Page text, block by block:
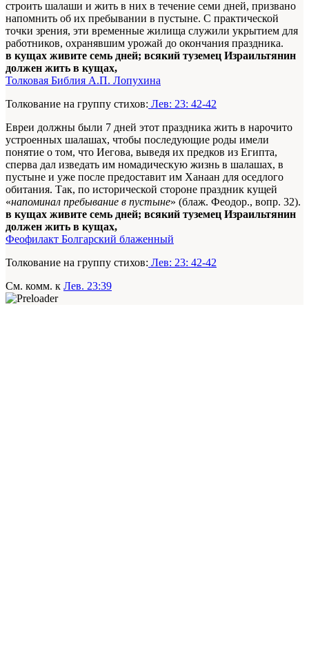
строить шалаши и жить в них в течение семи дней, призвано
напомнить об их пребывании в пустыне. С практической
точки зрения, эти временные жилища служили укрытием для
работников, охранявшим урожай до окончания праздника.
в кущах живите семь дней; всякий туземец Израильтянин
должен жить в кущах,
Толковая Библия А.П. Лопухина
Толкование на группу стихов: Лев: 23: 42-42
Евреи должны были 7 дней этот праздника жить в нарочито
устроенных шалашах, чтобы последующие роды имели
понятие о том, что Иегова, выведя их предков из Египта,
сперва дал изведать им номадическую жизнь в шалашах, в
пустыне и уже после предоставит им Ханаан для оседлого
обитания. Так, по исторической стороне праздник кущей
«напоминал пребывание в пустыне» (блаж. Феодор., вопр. 32).
в кущах живите семь дней; всякий туземец Израильтянин
должен жить в кущах,
Феофилакт Болгарский блаженный
Толкование на группу стихов: Лев: 23: 42-42
См. комм. к Лев. 23:39